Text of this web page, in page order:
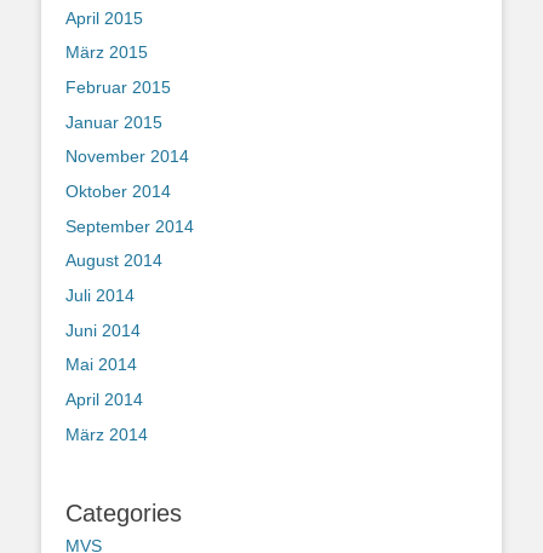
April 2015
März 2015
Februar 2015
Januar 2015
November 2014
Oktober 2014
September 2014
August 2014
Juli 2014
Juni 2014
Mai 2014
April 2014
März 2014
Categories
MVS